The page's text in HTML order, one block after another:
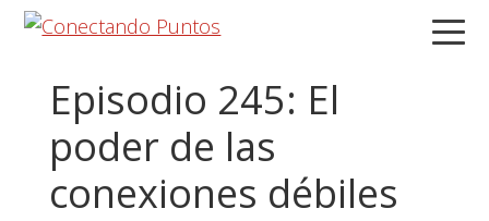
Saltar
navegación
principal
Saltar
principal
Saltar
lateral
principal
Episodio 245: El
poder de las
conexiones débiles